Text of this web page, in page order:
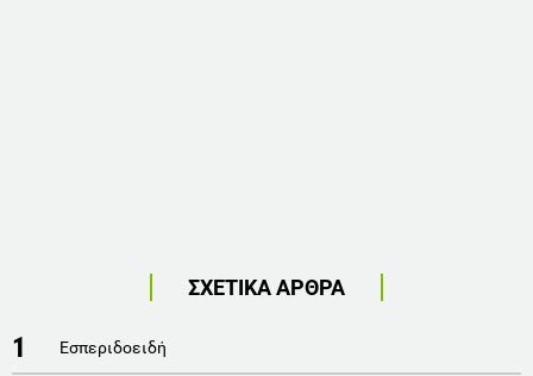
ΣΧΕΤΙΚΑ ΑΡΘΡΑ
1 Εσπεριδοειδή